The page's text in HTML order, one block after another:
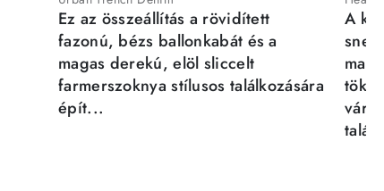
Ez az összeállítás a rövidített
fazonú, bézs ballonkabát és a
magas derekú, elöl sliccelt
farmerszoknya stílusos találkozására
épít...
A